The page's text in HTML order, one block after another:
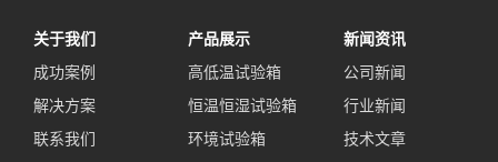
关于我们
成功案例
解决方案
联系我们
产品展示
高低温试验箱
恒温恒湿试验箱
环境试验箱
新闻资讯
公司新闻
行业新闻
技术文章